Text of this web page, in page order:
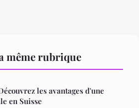
même rubrique
les avantages d'une
en Suisse